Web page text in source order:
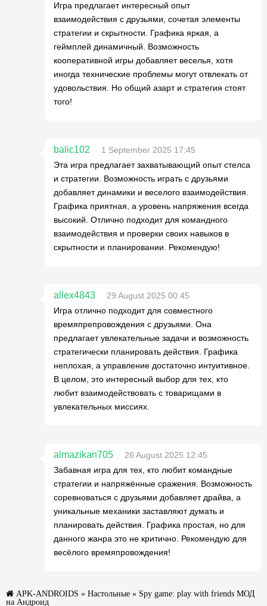
Игра предлагает интересный опыт
взаимодействия с друзьями, сочетая элементы
стратегии и скрытности. Графика яркая, а
геймплей динамичный. Возможность
кооперативной игры добавляет веселья, хотя
иногда технические проблемы могут отвлекать от
удовольствия. Но общий азарт и стратегия стоят
того!
balic102
1 September 2025 17:45
Эта игра предлагает захватывающий опыт стелса
и стратегии. Возможность играть с друзьями
добавляет динамики и веселого взаимодействия.
Графика приятная, а уровень напряжения всегда
высокий. Отлично подходит для командного
взаимодействия и проверки своих навыков в
скрытности и планировании. Рекомендую!
allex4843
29 August 2025 00:45
Игра отлично подходит для совместного
времяпрепровождения с друзьями. Она
предлагает увлекательные задачи и возможность
стратегически планировать действия. Графика
неплохая, а управление достаточно интуитивное.
В целом, это интересный выбор для тех, кто
любит взаимодействовать с товарищами в
увлекательных миссиях.
almazikan705
26 August 2025 12:45
Забавная игра для тех, кто любит командные
стратегии и напряжённые сражения. Возможность
соревноваться с друзьями добавляет драйва, а
уникальные механики заставляют думать и
планировать действия. Графика простая, но для
данного жанра это не критично. Рекомендую для
весёлого времяпровождения!
APK-ANDROIDS » Настольные » Spy game: play with friends МОД
на Андроид